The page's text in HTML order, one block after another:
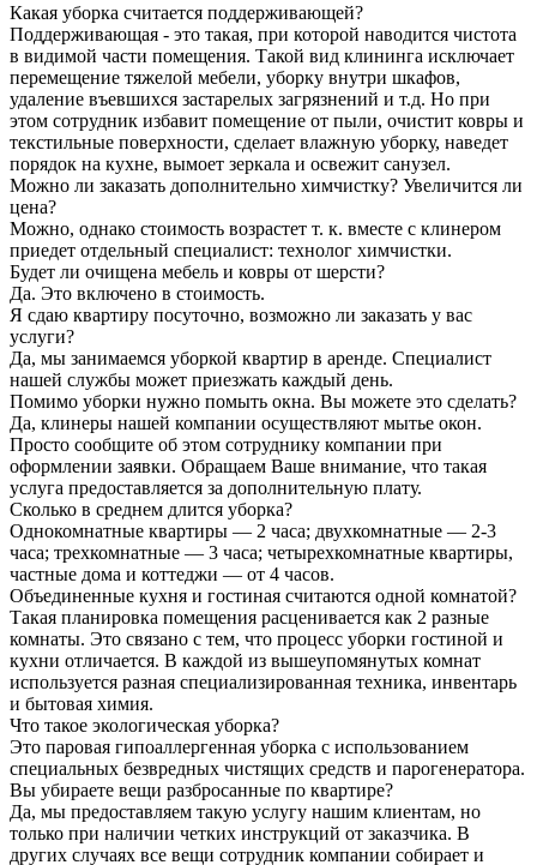
Какая уборка считается поддерживающей?
Поддерживающая - это такая, при которой наводится чистота
в видимой части помещения. Такой вид клининга исключает
перемещение тяжелой мебели, уборку внутри шкафов,
удаление въевшихся застарелых загрязнений и т.д. Но при
этом сотрудник избавит помещение от пыли, очистит ковры и
текстильные поверхности, сделает влажную уборку, наведет
порядок на кухне, вымоет зеркала и освежит санузел.
Можно ли заказать дополнительно химчистку? Увеличится ли
цена?
Можно, однако стоимость возрастет т. к. вместе с клинером
приедет отдельный специалист: технолог химчистки.
Будет ли очищена мебель и ковры от шерсти?
Да. Это включено в стоимость.
Я сдаю квартиру посуточно, возможно ли заказать у вас
услуги?
Да, мы занимаемся уборкой квартир в аренде. Специалист
нашей службы может приезжать каждый день.
Помимо уборки нужно помыть окна. Вы можете это сделать?
Да, клинеры нашей компании осуществляют мытье окон.
Просто сообщите об этом сотруднику компании при
оформлении заявки. Обращаем Ваше внимание, что такая
услуга предоставляется за дополнительную плату.
Сколько в среднем длится уборка?
Однокомнатные квартиры — 2 часа; двухкомнатные — 2-3
часа; трехкомнатные — 3 часа; четырехкомнатные квартиры,
частные дома и коттеджи — от 4 часов.
Объединенные кухня и гостиная считаются одной комнатой?
Такая планировка помещения расценивается как 2 разные
комнаты. Это связано с тем, что процесс уборки гостиной и
кухни отличается. В каждой из вышеупомянутых комнат
используется разная специализированная техника, инвентарь
и бытовая химия.
Что такое экологическая уборка?
Это паровая гипоаллергенная уборка с использованием
специальных безвредных чистящих средств и парогенератора.
Вы убираете вещи разбросанные по квартире?
Да, мы предоставляем такую услугу нашим клиентам, но
только при наличии четких инструкций от заказчика. В
других случаях все вещи сотрудник компании собирает и